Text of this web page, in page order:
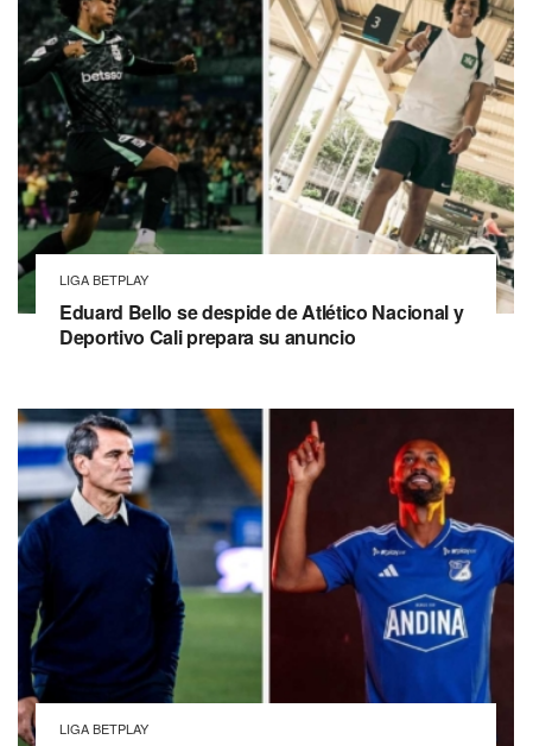
LIGA BETPLAY
Eduard Bello se despide de Atlético Nacional y
Deportivo Cali prepara su anuncio
LIGA BETPLAY